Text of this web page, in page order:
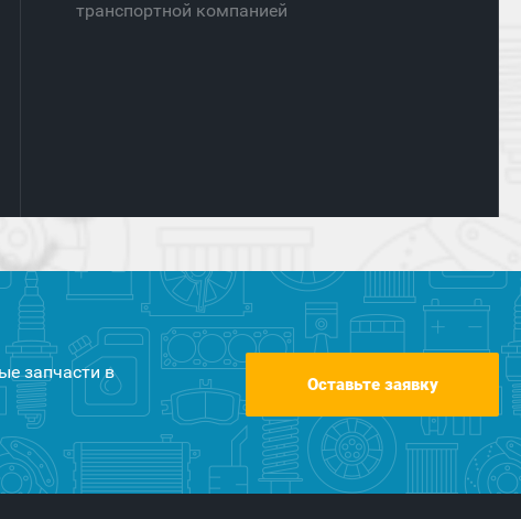
транспортной компанией
запчасти в
Оставьте заявку